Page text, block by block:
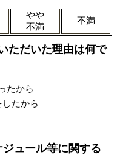
やや
不満
不満
ただいた理由は何で
たから
したから
ュール等に関する